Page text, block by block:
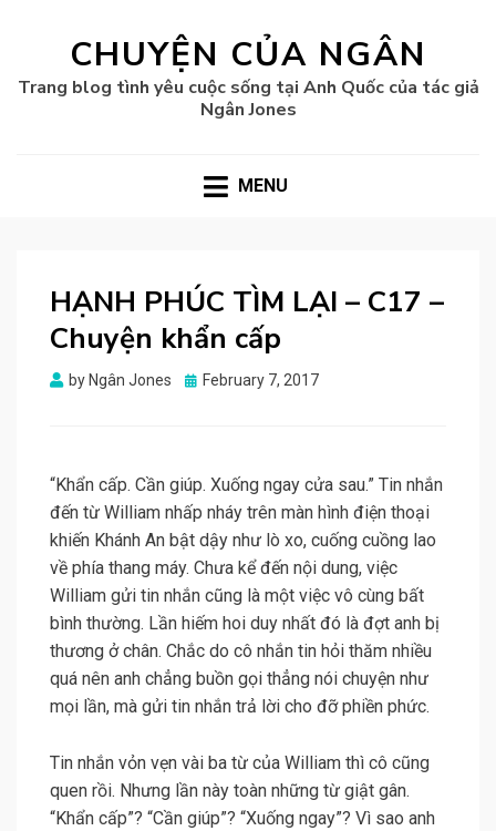
CHUYỆN CỦA NGÂN
Trang blog tình yêu cuộc sống tại Anh Quốc của tác giả
Ngân Jones
MENU
HẠNH PHÚC TÌM LẠI – C17 –
Chuyện khẩn cấp
by Ngân Jones
Posted
February 7, 2017
“Khẩn cấp. Cần giúp. Xuống ngay cửa sau.” Tin nhắn
đến từ William nhấp nháy trên màn hình điện thoại
khiến Khánh An bật dậy như lò xo, cuống cuồng lao
về phía thang máy. Chưa kể đến nội dung, việc
William gửi tin nhắn cũng là một việc vô cùng bất
bình thường. Lần hiếm hoi duy nhất đó là đợt anh bị
thương ở chân. Chắc do cô nhắn tin hỏi thăm nhiều
quá nên anh chẳng buồn gọi thẳng nói chuyện như
mọi lần, mà gửi tin nhắn trả lời cho đỡ phiền phức.
Tin nhắn vỏn vẹn vài ba từ của William thì cô cũng
quen rồi. Nhưng lần này toàn những từ giật gân.
“Khẩn cấp”? “Cần giúp”? “Xuống ngay”? Vì sao anh